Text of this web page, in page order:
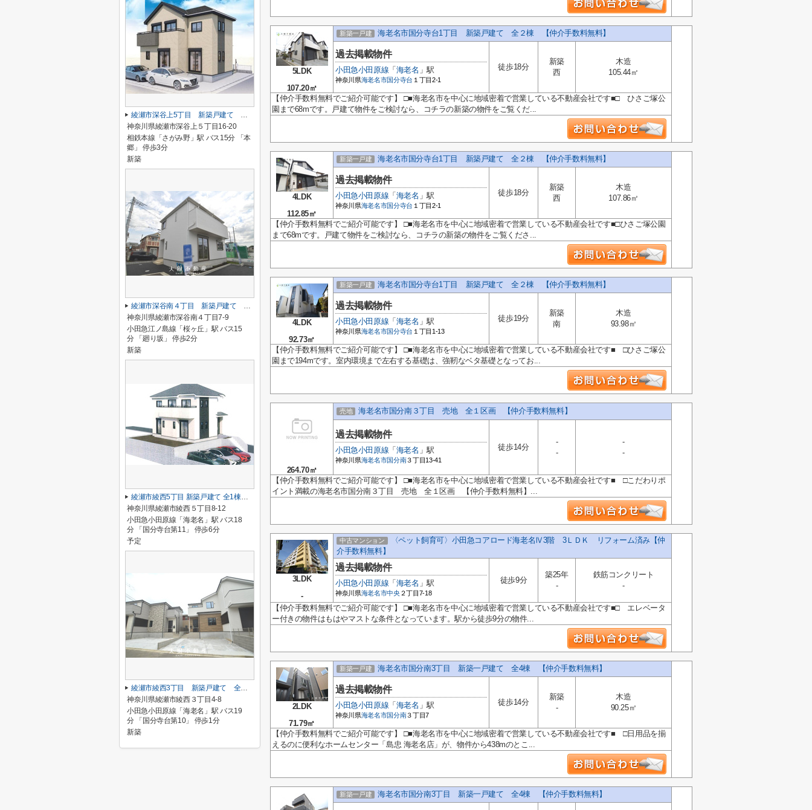
5LDK
107.20㎡
新築一戸建 海老名市国分寺台1丁目 新築戸建て 全２棟 【仲介手数料無料】
過去掲載物件
小田急小田原線 「 海老名 」駅
神奈川県海老名市国分寺台 １丁目2-1
徒歩18分
新築
西
木造
105.44㎡
【仲介手数料無料でご紹介可能です】 □■海老名市を中心に地域密着で営業している不動産会社です■□ ひさご塚公
園まで68mです。戸建て物件をご検討なら、コチラの新築の物件をご覧くだ...
4LDK
112.85㎡
新築一戸建 海老名市国分寺台1丁目 新築戸建て 全２棟 【仲介手数料無料】
過去掲載物件
小田急小田原線 「 海老名 」駅
神奈川県海老名市国分寺台 １丁目2-1
徒歩18分
新築
西
木造
107.86㎡
【仲介手数料無料でご紹介可能です】 □■海老名市を中心に地域密着で営業している不動産会社です■□ひさご塚公園
まで68mです。戸建て物件をご検討なら、コチラの新築の物件をご覧くださ...
4LDK
92.73㎡
新築一戸建 海老名市国分寺台1丁目 新築戸建て 全２棟 【仲介手数料無料】
過去掲載物件
小田急小田原線 「 海老名 」駅
神奈川県海老名市国分寺台 １丁目1-13
徒歩19分
新築
南
木造
93.98㎡
【仲介手数料無料でご紹介可能です】 □■海老名市を中心に地域密着で営業している不動産会社です■ □ひさご塚公
園まで194mです。室内環境まで左右する基礎は、強靭なベタ基礎となってお...
264.70㎡
売地 海老名市国分南３丁目 売地 全１区画 【仲介手数料無料】
過去掲載物件
小田急小田原線 「 海老名 」駅
神奈川県海老名市国分南３丁目13-41
徒歩14分
-
-
-
-
【仲介手数料無料でご紹介可能です】 □■海老名市を中心に地域密着で営業している不動産会社です■ □こだわりポ
イント満載の海老名市国分南３丁目 売地 全１区画 【仲介手数料無料】...
3LDK
-
中古マンション
〈ペット飼育可〉小田急コアロード海老名Ⅳ3階 3ＬＤＫ リフォーム済み【仲
介手数料無料】
過去掲載物件
小田急小田原線 「 海老名 」駅
神奈川県海老名市中央２丁目7-18
徒歩9分
築25年
-
鉄筋コンクリート
-
【仲介手数料無料でご紹介可能です】 □■海老名市を中心に地域密着で営業している不動産会社です■□ エレベータ
ー付きの物件はもはやマストな条件となっています。駅から徒歩9分の物件...
2LDK
71.79㎡
新築一戸建 海老名市国分南3丁目 新築一戸建て 全4棟 【仲介手数料無料】
過去掲載物件
小田急小田原線 「 海老名 」駅
神奈川県海老名市国分南３丁目7
徒歩14分
新築
-
木造
90.25㎡
【仲介手数料無料でご紹介可能です】 □■海老名市を中心に地域密着で営業している不動産会社です■ □日用品を揃
えるのに便利なホームセンター「島忠 海老名店」が、物件から438mのとこ...
新築一戸建 海老名市国分南3丁目 新築一戸建て 全4棟 【仲介手数料無料】
綾瀬市深谷上5丁目 新築戸建て 全１棟【仲介手数料無料】
神奈川県綾瀬市深谷上５丁目16-20
相鉄本線「さがみ野」駅 バス15分 「本
郷」 停歩3分
新築
綾瀬市深谷南４丁目 新築戸建て 全5棟【仲介手数料無料】
神奈川県綾瀬市深谷南４丁目7-9
小田急江ノ島線「桜ヶ丘」駅 バス15
分 「廻り坂」 停歩2分
新築
綾瀬市綾西5丁目 新築戸建て 全1棟【仲介手数料無料】
神奈川県綾瀬市綾西５丁目8-12
小田急小田原線「海老名」駅 バス18
分 「国分寺台第11」 停歩6分
予定
綾瀬市綾西3丁目 新築戸建て 全２棟【仲介手数料無料】
神奈川県綾瀬市綾西３丁目4-8
小田急小田原線「海老名」駅 バス19
分 「国分寺台第10」 停歩1分
新築